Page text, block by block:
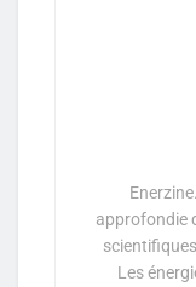
approfondie
Les